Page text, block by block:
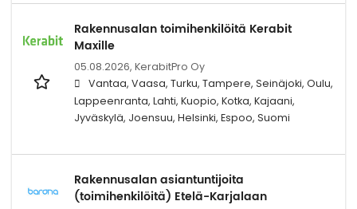
Rakennusalan toimihenkilöitä Kerabit
Maxille
05.08.2026, KerabitPro Oy
Vantaa, Vaasa, Turku, Tampere, Seinäjoki, Oulu,
Lappeenranta, Lahti, Kuopio, Kotka, Kajaani,
Jyväskylä, Joensuu, Helsinki, Espoo, Suomi
Rakennusalan asiantuntijoita
(toimihenkilöitä) Etelä-Karjalaan